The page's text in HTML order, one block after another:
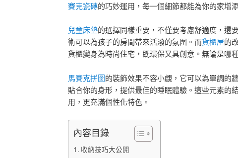
賽克瓷磚的巧妙運用，每一個細節都能為你的家增
兒童床墊的選擇同樣重要，不僅要考慮舒適度，還
術可以為孩子的房間帶來活潑的氛圍。而貨櫃屋的
貨櫃變身為時尚住宅，既環保又具創意。無論是哪
馬賽克拼圖的裝飾效果不容小覷，它可以為單調的
貼合你的身形，提供最佳的睡眠體驗。這些元素的
用，更充滿個性化特色。
內容目錄
收納技巧大公開